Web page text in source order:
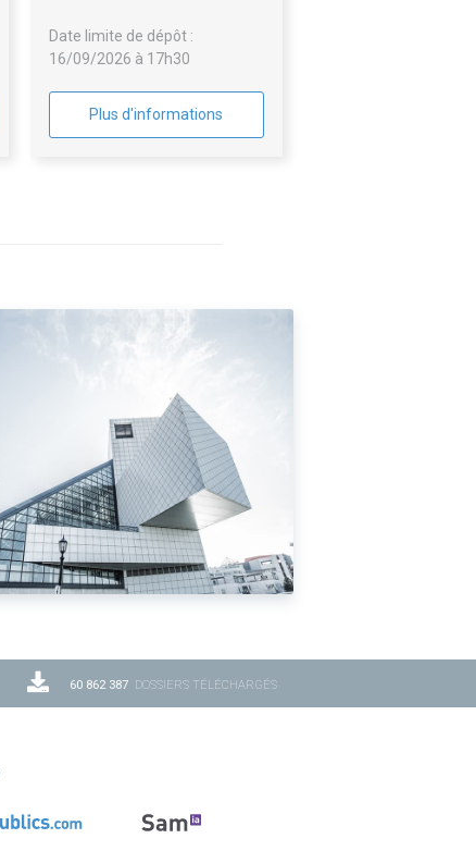
Date limite de dépôt :
16/09/2026 à 17h30
Plus d'informations
60 862 387 DOSSIERS TÉLÉCHARGÉS